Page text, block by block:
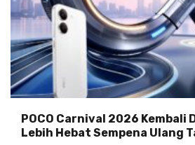
POCO Carnival 2026 Kembali
Lebih Hebat Sempena Ulang